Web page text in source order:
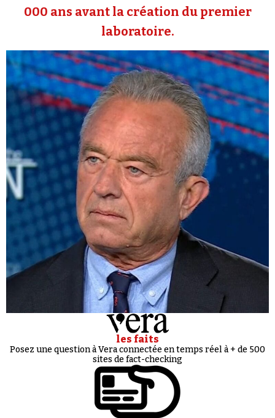
000 ans avant la création du premier
laboratoire.
les faits
Posez une question à Vera connectée en temps réel à + de 500
sites de fact-checking